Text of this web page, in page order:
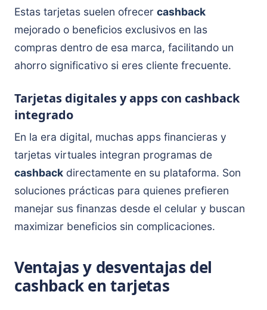
Estas tarjetas suelen ofrecer cashback
mejorado o beneficios exclusivos en las
compras dentro de esa marca, facilitando un
ahorro significativo si eres cliente frecuente.
Tarjetas digitales y apps con cashback
integrado
En la era digital, muchas apps financieras y
tarjetas virtuales integran programas de
cashback directamente en su plataforma. Son
soluciones prácticas para quienes prefieren
manejar sus finanzas desde el celular y buscan
maximizar beneficios sin complicaciones.
Ventajas y desventajas del
cashback en tarjetas